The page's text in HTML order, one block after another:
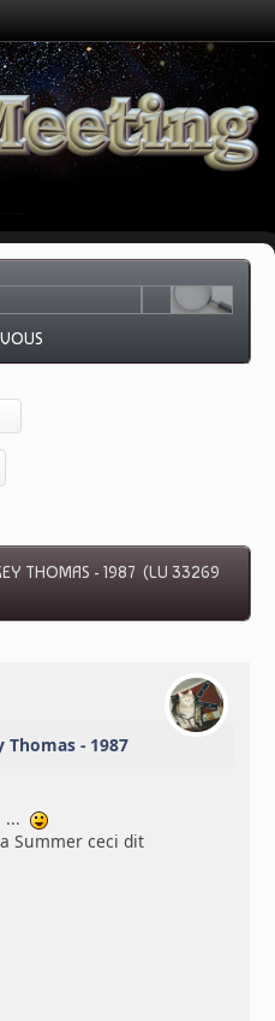
THOMAS - 1987 (LU 33269
Thomas - 1987
...
Summer ceci dit